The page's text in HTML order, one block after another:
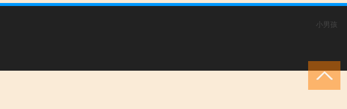
小男孩